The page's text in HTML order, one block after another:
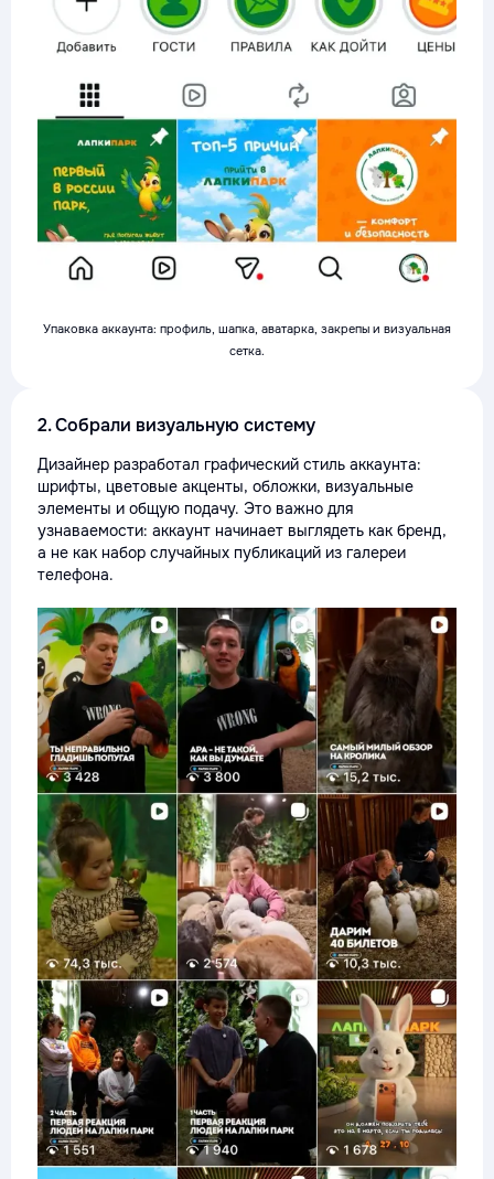
Упаковка аккаунта: профиль, шапка, аватарка, закрепы и визуальная
сетка.
2. Собрали визуальную систему
Дизайнер разработал графический стиль аккаунта:
шрифты, цветовые акценты, обложки, визуальные
элементы и общую подачу. Это важно для
узнаваемости: аккаунт начинает выглядеть как бренд,
а не как набор случайных публикаций из галереи
телефона.